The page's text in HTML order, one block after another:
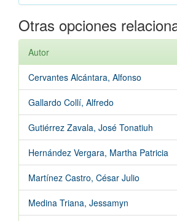
Otras opciones
Autor
Cervantes Alcántara, Alfonso
Gallardo Collí, Alfredo
Gutiérrez Zavala, José Tonatiuh
Hernández Vergara, Martha Patricia
Martínez Castro, César Julio
Medina Triana, Jessamyn